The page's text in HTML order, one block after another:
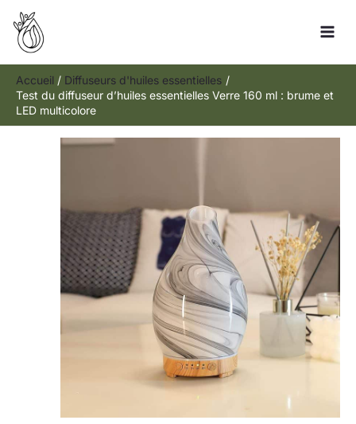
Aller
contenu
Accueil
Diffuseurs d'huiles essentielles
Test du diffuseur d’huiles essentielles Verre 160 ml : brume et
LED multicolore
R
e
h
e